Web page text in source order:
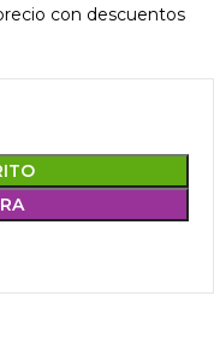
con descuentos